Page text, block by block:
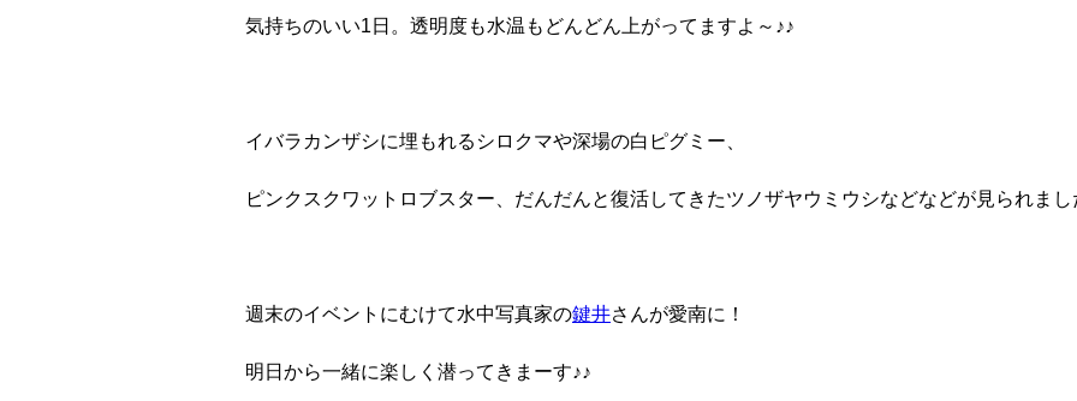
気持ちのいい1日。透明度も水温もどんどん上がってますよ～♪♪
イバラカンザシに埋もれるシロクマや深場の白ピグミー、
ピンクスクワットロブスター、だんだんと復活してきたツノザヤウミウシなどなどが見られまし
週末のイベントにむけて水中写真家の鍵井さんが愛南に！
明日から一緒に楽しく潜ってきまーす♪♪